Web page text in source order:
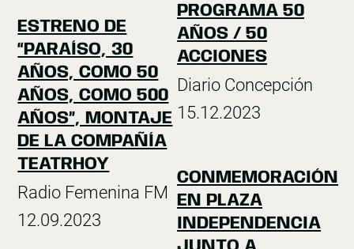
ESTRENO DE
“PARAÍSO, 30
AÑOS, COMO 50
AÑOS, COMO 500
AÑOS”, MONTAJE
DE LA COMPAÑÍA
TEATRHOY
Radio Femenina FM
12.09.2023
PROGRAMA 50
AÑOS / 50
ACCIONES
Diario Concepción
15.12.2023
CONMEMORACIÓN
EN PLAZA
INDEPENDENCIA